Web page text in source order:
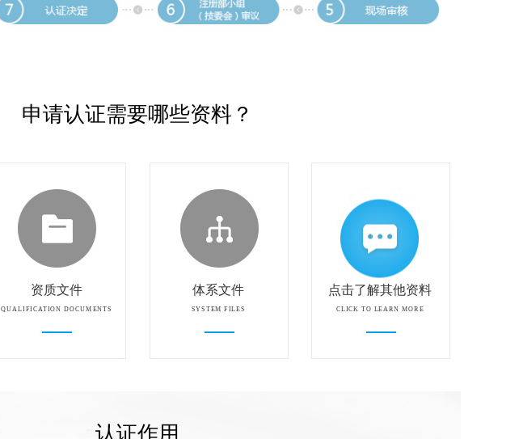
申请认证需要哪些资料？
资质文件
QUALIFICATION DOCUMENTS
体系文件
SYSTEM FILES
点击了解其他资料
CLICK TO LEARN MORE
认证作用